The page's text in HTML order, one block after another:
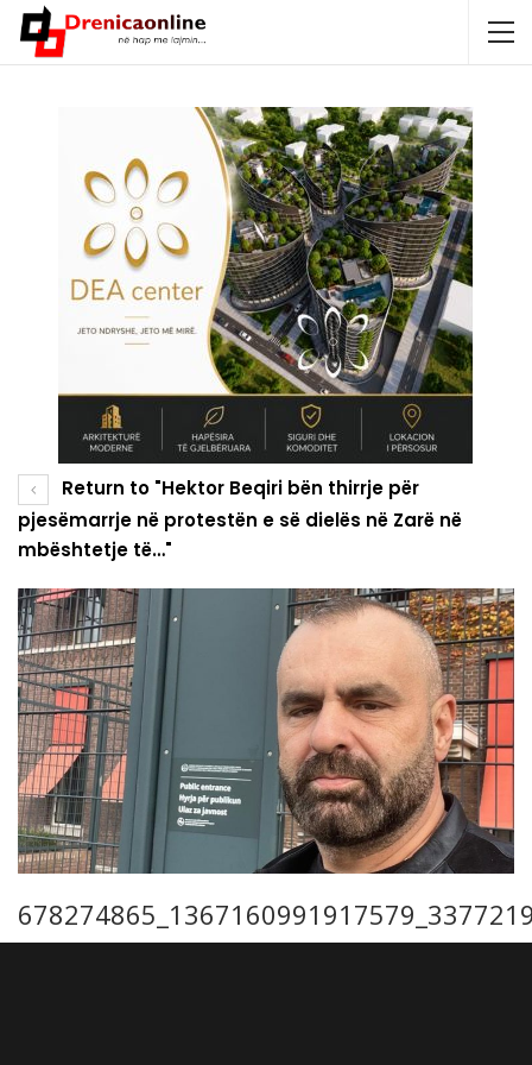
Return to "Hektor Beqiri bën thirrje për
pjesëmarrje në protestën e së dielës në Zarë në
mbështetje të…"